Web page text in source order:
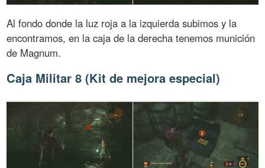
Al fondo donde la luz roja a la izquierda subimos y la
encontramos, en la caja de la derecha tenemos munición
de Magnum.
Caja Militar 8 (Kit de mejora especial)